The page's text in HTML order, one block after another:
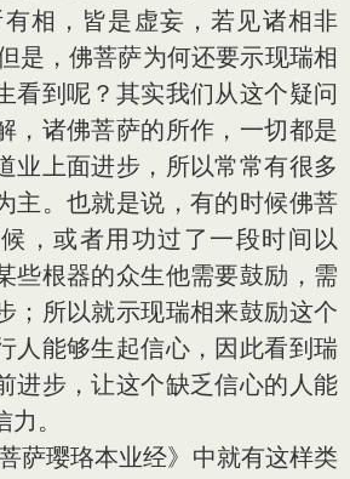
有相，皆是虚妄，若见诸相非
是，佛菩萨为何还要示现瑞相
看到呢？其实我们从这个疑问
，诸佛菩萨的所作，一切都是
业上面进步，所以常常有很多
主。也就是说，有的时候佛菩
，或者用功过了一段时间以
些根器的众生他需要鼓励，需
；所以就示现瑞相来鼓励这个
人能够生起信心，因此看到瑞
进步，让这个缺乏信心的人能
。
萨璎珞本业经》中就有这样类